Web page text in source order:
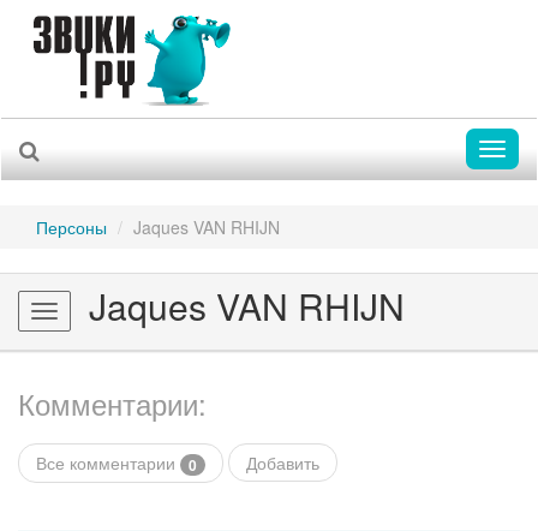
Персоны Jaques VAN RHIJN
Toggle
navigation
Jaques VAN RHIJN
Комментарии:
Все комментарии 0 Добавить